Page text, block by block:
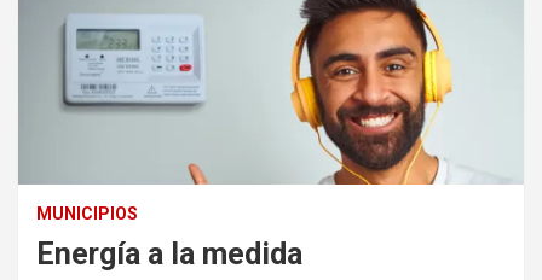
MUNICIPIOS
Energía a la medida